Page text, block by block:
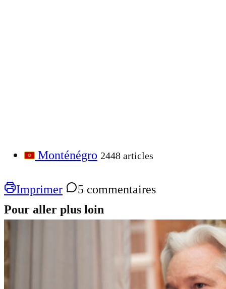
Monténégro 2448 articles
Imprimer
5 commentaires
Pour aller plus loin